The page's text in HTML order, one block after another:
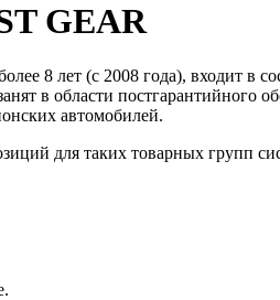
GEAR
8 лет (с 2008 года), входит
в области постгарантийного
автомобилей.
для таких товарных групп